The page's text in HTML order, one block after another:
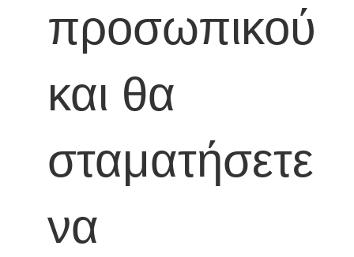
προσωπικού
και θα
σταματήσετε
να